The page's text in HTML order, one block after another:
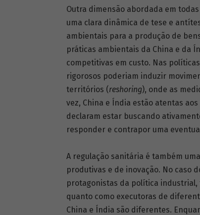
Outra dimensão abordada em
uma clara dinâmica de tese e
ambientais para a produção de
práticas ambientais da China e da
competitivas em custo. Nas
rigorosos poderiam induzir
territórios (reshoring), onde as
vez, China e Índia estão atentas
declaram estar buscando
responder e contrapor uma
A regulação sanitária é também
produtivas e de inovação. No caso
protagonistas da política
quanto como executoras de
China e Índia são diferentes.